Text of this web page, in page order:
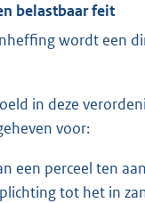
belastbaar feit
wordt een
in deze
voor:
een perceel ten
tot het in